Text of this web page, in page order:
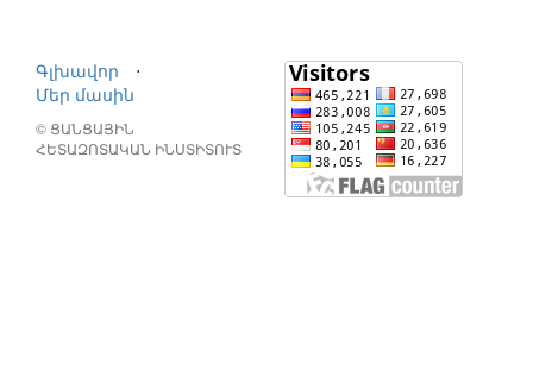
Գլխավոր
⋅
Մեր մասին
© ՑԱՆՑԱՅԻՆ
ՀԵՏԱԶՈՏԱԿԱՆ ԻՆՍՏԻՏՈՒՏ